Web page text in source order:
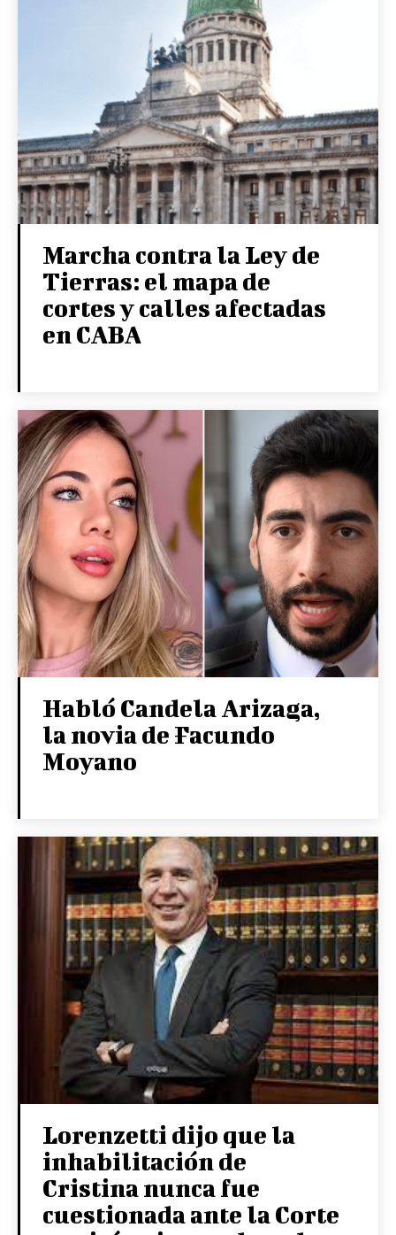
Marcha contra la Ley de
Tierras: el mapa de
cortes y calles afectadas
en CABA
Habló Candela Arizaga,
la novia de Facundo
Moyano
Lorenzetti dijo que la
inhabilitación de
Cristina nunca fue
cuestionada ante la Corte